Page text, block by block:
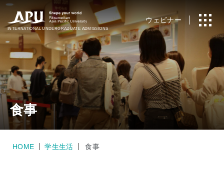
INTERNATIONAL UNDERGRADUATE ADMISSIONS
ウェビナー
食事
HOME 学生生活 食事